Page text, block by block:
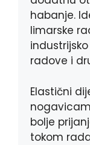
habanje.
limarske
radove i
Elastični
bolje
tokom